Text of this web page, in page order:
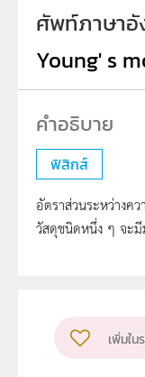
ศัพท์ภาษา
Young' s
ฟิสิกส์
อัตราส่วนระหว่างค
วัสดุชนิดหนึ่ง ๆ จะ
เพิ่มใน